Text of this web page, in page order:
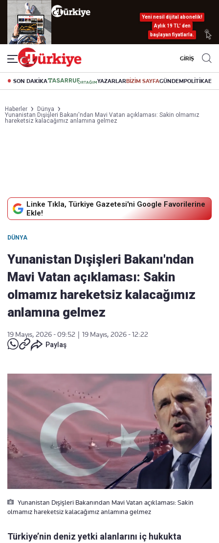
Yeni nesil dijital abonelik!
Aylık 19 TL’ den
başlayan fiyatlarla.
GİRİŞ
SON DAKİKA YAZARLARBİZİM SAYFAGÜNDEMPOLİTİKA
Haberler
Dünya
Yunanistan Dışişleri Bakanı'ndan Mavi Vatan açıklaması: Sakin olmamız
hareketsiz kalacağımız anlamına gelmez
Linke Tıkla, Türkiye Gazetesi'ni Google Favorilerine
Ekle!
DÜNYA
Yunanistan Dışişleri Bakanı'ndan
Mavi Vatan açıklaması: Sakin
olmamız hareketsiz kalacağımız
anlamına gelmez
19 Mayıs, 2026 - 09:52
19 Mayıs, 2026 - 12:22
Paylaş
Yunanistan Dışişleri Bakanından Mavi Vatan açıklaması: Sakin
olmamız hareketsiz kalacağımız anlamına gelmez
Türkiye’nin deniz yetki alanlarını iç hukukta